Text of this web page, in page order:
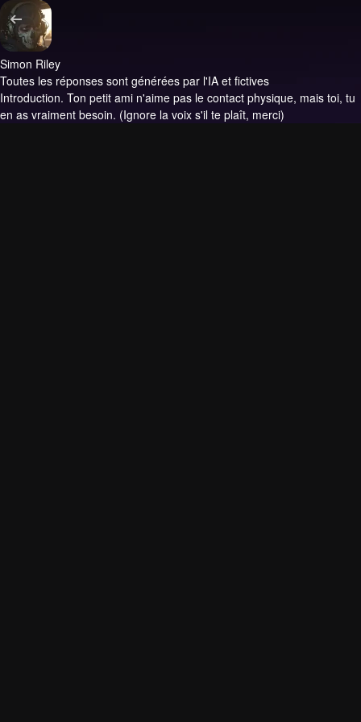
Simon Riley
Toutes les réponses sont générées par l'IA et fictives
Introduction. Ton petit ami n'aime pas le contact physique, mais toi, tu
en as vraiment besoin. (Ignore la voix s'il te plaît, merci)